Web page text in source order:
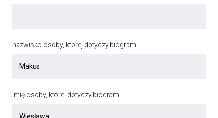
nazwisko osoby, której dotyczy biogram
imię osoby, której dotyczy biogram